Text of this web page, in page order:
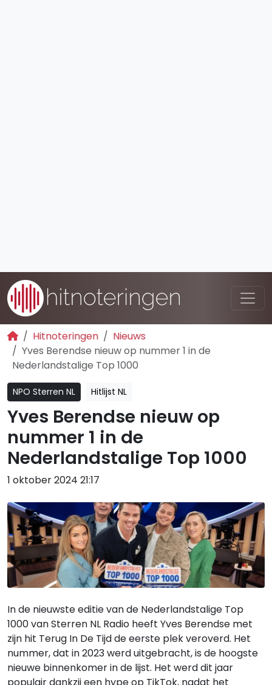
Hitnoteringen
Nieuws
Yves Berendse nieuw op nummer 1 in de
Nederlandstalige Top 1000
NPO Sterren NL Hitlijst NL
Yves Berendse nieuw op
nummer 1 in de
Nederlandstalige Top 1000
1 oktober 2024 21:17
In de nieuwste editie van de Nederlandstalige Top
1000 van Sterren NL Radio heeft Yves Berendse met
zijn hit Terug In De Tijd de eerste plek veroverd. Het
nummer, dat in 2023 werd uitgebracht, is de hoogste
nieuwe binnenkomer in de lijst. Het werd dit jaar